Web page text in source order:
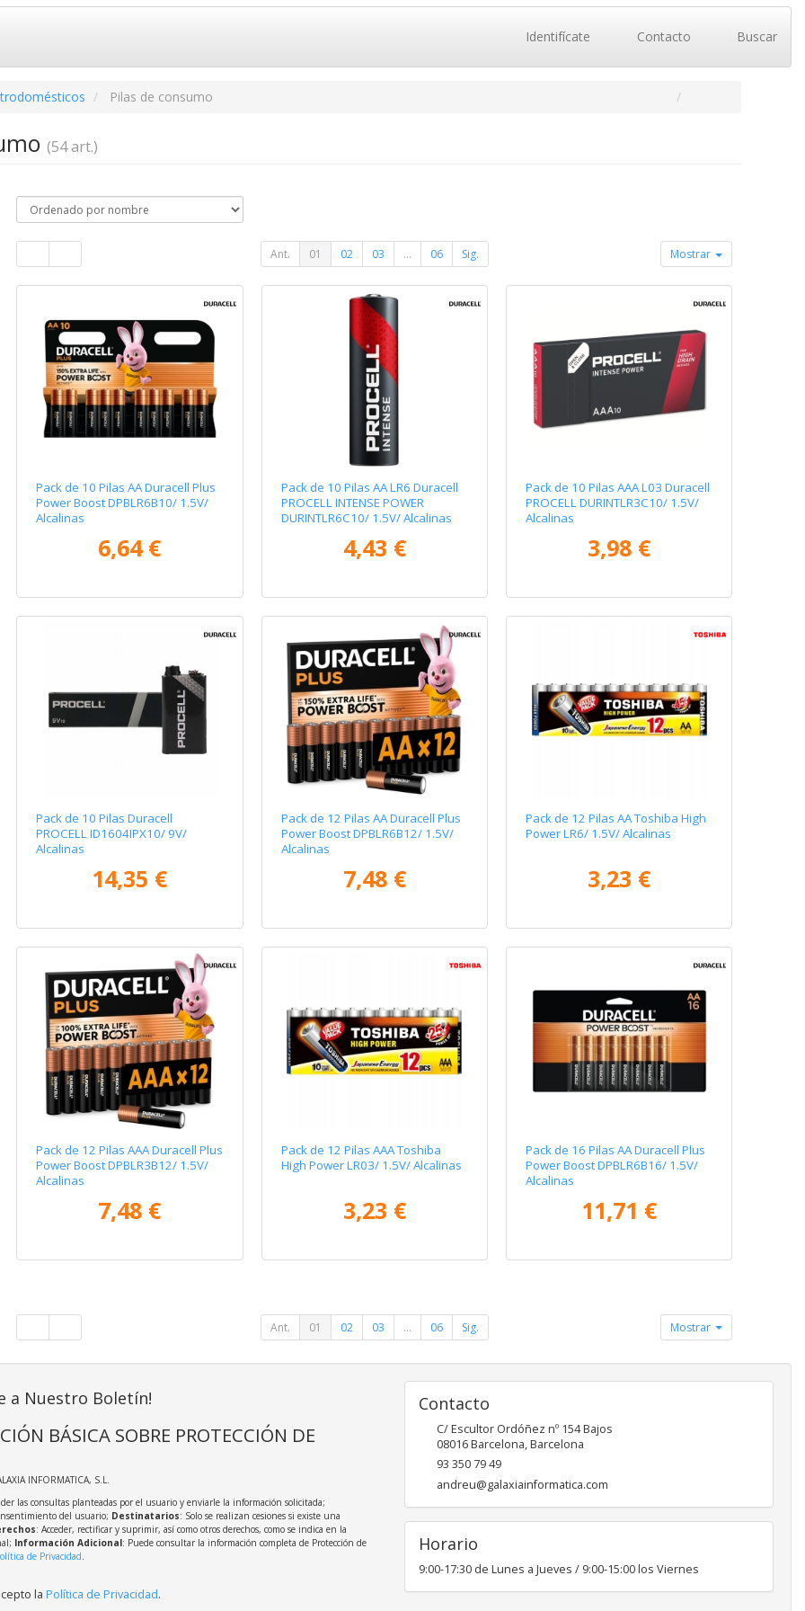
Identifícate Contacto Buscar
Pilas de consumo
(54 art.)
Ant. 01 02 03 ... 06 Sig. Mostrar
Pack de 10 Pilas AA Duracell Plus
Power Boost DPBLR6B10/ 1.5V/
Alcalinas
6,64 €
Pack de 10 Pilas AA LR6 Duracell
PROCELL INTENSE POWER
DURINTLR6C10/ 1.5V/ Alcalinas
4,43 €
Pack de 10 Pilas AAA L03 Duracell
PROCELL DURINTLR3C10/ 1.5V/
Alcalinas
3,98 €
Pack de 10 Pilas Duracell
PROCELL ID1604IPX10/ 9V/
Alcalinas
14,35 €
Pack de 12 Pilas AA Duracell Plus
Power Boost DPBLR6B12/ 1.5V/
Alcalinas
7,48 €
Pack de 12 Pilas AA Toshiba High
Power LR6/ 1.5V/ Alcalinas
3,23 €
Pack de 12 Pilas AAA Duracell Plus
Power Boost DPBLR3B12/ 1.5V/
Alcalinas
7,48 €
Pack de 12 Pilas AAA Toshiba
High Power LR03/ 1.5V/ Alcalinas
3,23 €
Pack de 16 Pilas AA Duracell Plus
Power Boost DPBLR6B16/ 1.5V/
Alcalinas
11,71 €
Ant. 01 02 03 ... 06 Sig. Mostrar
a Nuestro Boletín!
BÁSICA SOBRE PROTECCIÓN DE
INFORMATICA, S.L.
las consultas planteadas por el usuario y enviarle la información solicitada;
del usuario; Destinatarios: Solo se realizan cesiones si existe una
: Acceder, rectificar y suprimir, así como otros derechos, como se indica en la
Información Adicional: Puede consultar la información completa de Protección de
de Privacidad
la Política de Privacidad.
Contacto
C/ Escultor Ordóñez nº 154 Bajos
08016Barcelona,Barcelona
93 350 79 49
andreu@galaxiainformatica.com
Horario
9:00-17:30 de Lunes a Jueves / 9:00-15:00 los Viernes